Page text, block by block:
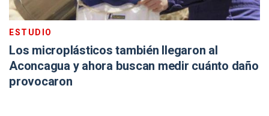
ESTUDIO
Los microplásticos también llegaron al
Aconcagua y ahora buscan medir cuánto daño
provocaron